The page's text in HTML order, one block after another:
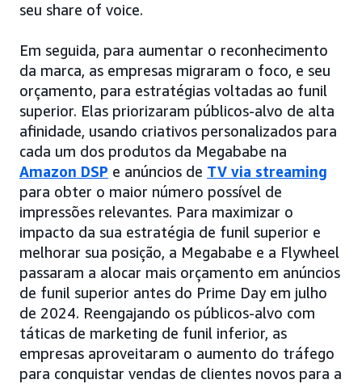
seu share of voice.
Em seguida, para aumentar o reconhecimento
da marca, as empresas migraram o foco, e seu
orçamento, para estratégias voltadas ao funil
superior. Elas priorizaram públicos-alvo de alta
afinidade, usando criativos personalizados para
cada um dos produtos da Megababe na
Amazon DSP e anúncios de TV via streaming
para obter o maior número possível de
impressões relevantes. Para maximizar o
impacto da sua estratégia de funil superior e
melhorar sua posição, a Megababe e a Flywheel
passaram a alocar mais orçamento em anúncios
de funil superior antes do Prime Day em julho
de 2024. Reengajando os públicos-alvo com
táticas de marketing de funil inferior, as
empresas aproveitaram o aumento do tráfego
para conquistar vendas de clientes novos para a